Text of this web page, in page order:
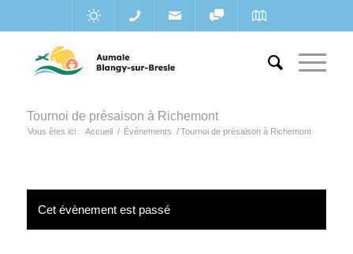
Tournoi de présaison à Richemont
Vous êtes ici : Accueil / Évènements / Tournoi de présaison à Richemont
Cet évènement est passé